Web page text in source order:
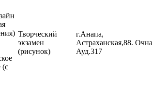
(с
Творческий
экзамен
(рисунок)
г.Анапа,
Астраханская,88.
Ауд.317